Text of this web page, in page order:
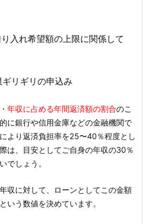
入れ希望額の上限に関係して
リギリの申込み
年収に占める年間返済額の割合のこ
に銀行や信用金庫などの金融機関で
より返済負担率を25〜40％程度とし
は、目安としてご自身の年収の30％
でしょう。
収に対して、ローンとしてこの金額
いう数値を決めています。